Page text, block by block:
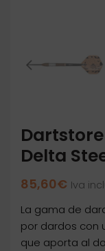
Delta
85,60€ Iva
La gama de
por dardos con
que aporta al